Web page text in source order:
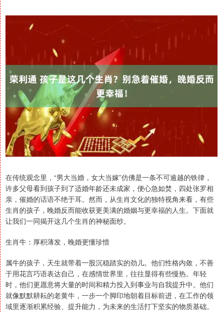
在传统观念里，“男大当婚，女大当嫁”仿佛是一条不可逾越的铁律，
许多父母看到孩子到了适婚年龄还未成家，便心急如焚，四处张罗相
亲，催婚的话语不绝于耳。然而，从生肖文化的独特视角来看，有些
生肖的孩子，晚婚反而能收获更美满的婚姻与更幸福的人生。下面就
让我们一同揭开这几个生肖的神秘面纱。
生肖牛：厚积薄发，晚婚更懂珍惜
属牛的孩子，天生就带着一股沉稳踏实的劲儿。他们性格内敛，不善
于用花言巧语表达自己，在感情世界里，往往显得有些慢热。年轻
时，他们更愿意将大量的时间和精力投入到事业与自我提升中。他们
就像默默耕耘的老黄牛，一步一个脚印地朝着目标前进，在工作的领
域里逐渐积累经验、提升能力，为未来的生活打下坚实的物质基础。